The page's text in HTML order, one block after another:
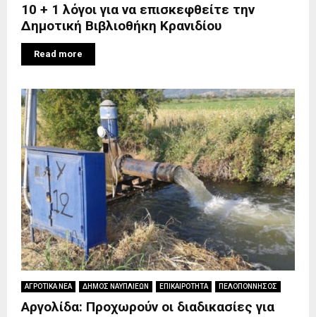
10 + 1 λόγοι για να επισκεφθείτε την
Δημοτική Βιβλιοθήκη Κρανιδίου
Read more
ΑΓΡΟΤΙΚΑ ΝΕΑ ΔΗΜΟΣ ΝΑΥΠΛΙΕΩΝ ΕΠΙΚΑΙΡΟΤΗΤΑ ΠΕΛΟΠΟΝΝΗΣΟΣ
Αργολίδα: Προχωρούν οι διαδικασίες για